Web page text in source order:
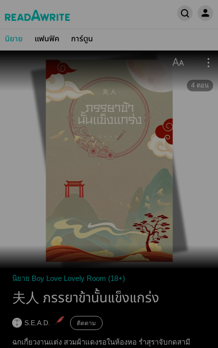
นิยาย แฟนฟิค การ์ตูน
4 ตอน
นิยาย Boy Love Lovely Room (18+)
夫人 ภรรยาข้านั้นแข็งแกร่ง
S.E.A.D. ติดตาม
ฉกเกี้ยวงานแต่ง สวมผ้าแดงรอในห้องหอ ร่ำสุราจับกดสามี